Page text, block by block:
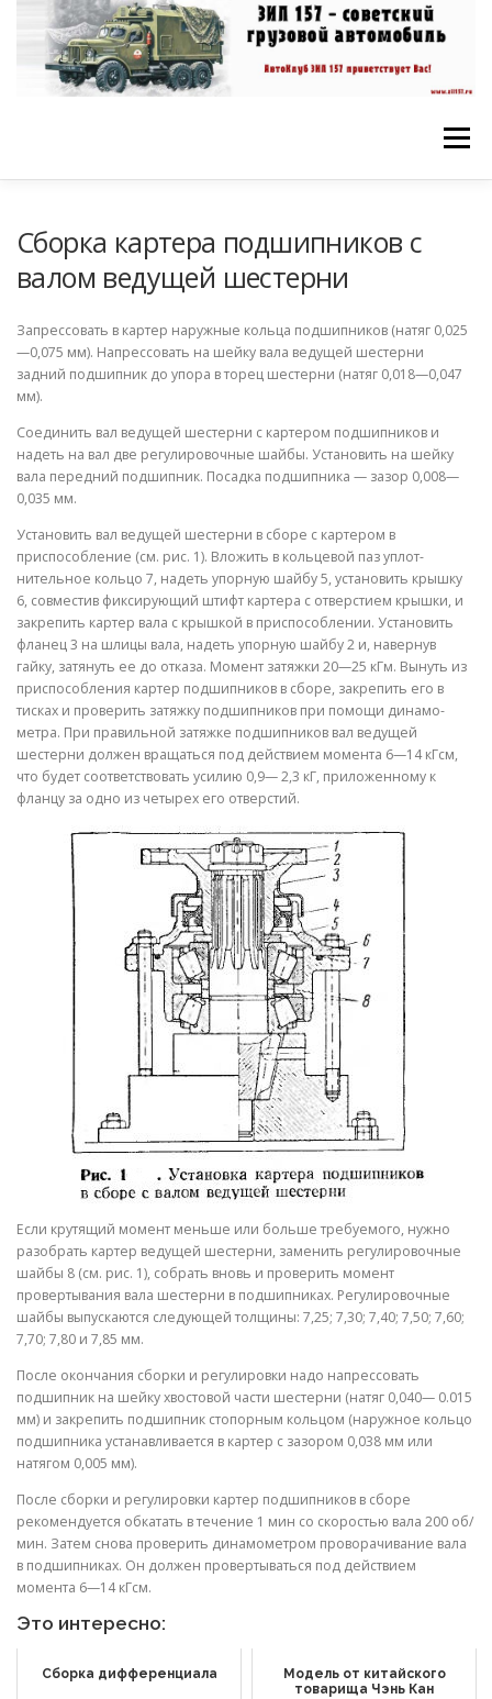
содержимому
Меню
ТЕХНИЧЕСКОЕ ОБСЛУЖИВАНИЕ
Сборка картера подшипников с
валом ведущей шестерни
Запрессовать в картер наружные кольца подшипников (на­тяг 0,025
—0,075 мм). Напрессовать на шей­ку вала ведущей шестерни
задний подшип­ник до упора в торец шестерни (натяг 0,018—0,047
мм).
Соединить вал ведущей шестерни с кар­тером подшипников и
надеть на вал две регулировочные шайбы. Установить на шей­ку
вала передний подшипник. Посадка под­шипника — зазор 0,008—
0,035 мм.
Установить вал ведущей шестерни в сбо­ре с картером в
приспособление (см. рис. 1). Вложить в кольцевой паз уплот­
нительное кольцо 7, надеть упорную шай­бу 5, установить крышку
6, совместив фиксирующий штифт картера с отверстием крышки, и
закрепить картер вала с крыш­кой в приспособлении. Установить
фла­нец 3 на шлицы вала, надеть упорную шай­бу 2 и, навернув
гайку, затянуть ее до от­каза. Момент затяжки 20—25 кГм. Вынуть из
приспособления картер подшипников в сборе, закрепить его в
тисках и проверить затяжку подшипников при помощи динамо­
метра. При правильной затяжке подшипни­ков вал ведущей
шестерни должен вра­щаться под действием момента 6—14 кГсм,
что будет соответствовать усилию 0,9— 2,3 кГ, приложенному к
фланцу за одно из четырех его отверстий.
Если крутящий момент меньше или боль­ше требуемого, нужно
разобрать картер ве­дущей шестерни, заменить регулировочные
шайбы 8 (см. рис. 1), собрать вновь и проверить момент
провертывания вала ше­стерни в подшипниках. Регулировочные
шайбы выпускаются следующей толщины: 7,25; 7,30; 7,40; 7,50; 7,60;
7,70; 7,80 и 7,85 мм.
После окончания сборки и регулировки надо напрессовать
подшипник на шейку хвостовой части шестерни (натяг 0,040— 0.015
мм) и закрепить подшипник стопор­ным кольцом (наружное кольцо
подшипни­ка устанавливается в картер с зазором 0,038 мм или
натягом 0,005 мм).
После сборки и регулировки картер подшипников в сборе
рекомендуется обка­тать в течение 1 мин со скоростью вала 200 об/
мин. Затем снова проверить динамо­метром проворачивание вала
в подшипни­ках. Он должен провертываться под дей­ствием
момента 6—14 кГсм.
Это интересно:
Сборка дифференциала
Модель от китайского
товарища Чэнь Кан